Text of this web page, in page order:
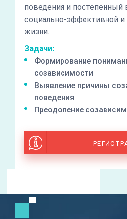
поведения и постепенный
социально-эффективной и
жизни.
Задачи:
Формирование
созависимости
Выявление причины
поведения
Преодоление